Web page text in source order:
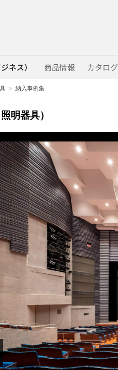
ネス） 商品情報 カタログ
納入事例集
照明器具）